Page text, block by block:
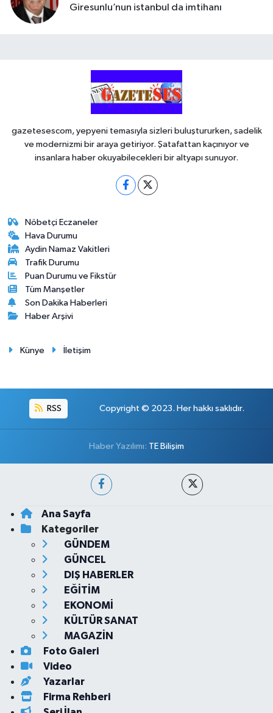
Giresunlu’nun istanbul da imtihanı
gazetesescom, yepyeni temasıyla sizleri buluştururken, sadelik
ve modernizmi bir araya getiriyor. Şatafattan kaçınıyor ve
insanlara haber okuyabilecekleri bir altyapı sunuyor.
Nöbetçi Eczaneler
Hava Durumu
Aydin Namaz Vakitleri
Trafik Durumu
Puan Durumu ve Fikstür
Tüm Manşetler
Son Dakika Haberleri
Haber Arşivi
Künye İletişim
RSS Copyright © 2023. Her hakkı saklıdır.
Haber Yazılımı: TE Bilişim
Ana Sayfa
Kategoriler
GÜNDEM
GÜNCEL
DIŞ HABERLER
EĞİTİM
EKONOMİ
KÜLTÜR SANAT
MAGAZİN
Foto Galeri
Video
Yazarlar
Firma Rehberi